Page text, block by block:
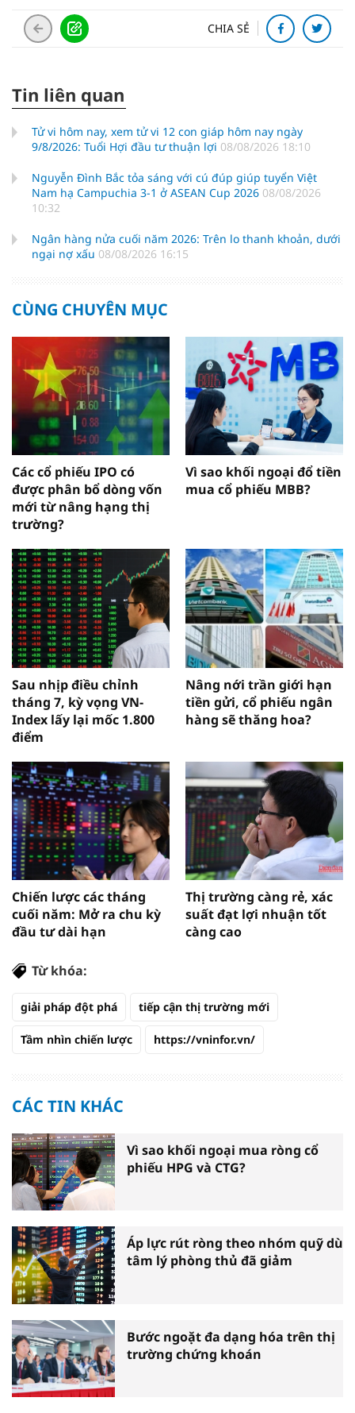
CHIA SẺ
Tin liên quan
Tử vi hôm nay, xem tử vi 12 con giáp hôm nay ngày
9/8/2026: Tuổi Hợi đầu tư thuận lợi 08/08/2026 18:10
Nguyễn Đình Bắc tỏa sáng với cú đúp giúp tuyển Việt
Nam hạ Campuchia 3-1 ở ASEAN Cup 2026 08/08/2026
10:32
Ngân hàng nửa cuối năm 2026: Trên lo thanh khoản, dưới
ngại nợ xấu 08/08/2026 16:15
CÙNG CHUYÊN MỤC
Các cổ phiếu IPO có
được phân bổ dòng vốn
mới từ nâng hạng thị
trường?
Vì sao khối ngoại đổ tiền
mua cổ phiếu MBB?
Sau nhịp điều chỉnh
tháng 7, kỳ vọng VN-
Index lấy lại mốc 1.800
điểm
Nâng nới trần giới hạn
tiền gửi, cổ phiếu ngân
hàng sẽ thăng hoa?
Chiến lược các tháng
cuối năm: Mở ra chu kỳ
đầu tư dài hạn
Thị trường càng rẻ, xác
suất đạt lợi nhuận tốt
càng cao
Từ khóa:
giải pháp đột phá tiếp cận thị trường mới
Tầm nhìn chiến lược https://vninfor.vn/
CÁC TIN KHÁC
Vì sao khối ngoại mua ròng cổ
phiếu HPG và CTG?
Áp lực rút ròng theo nhóm quỹ dù
tâm lý phòng thủ đã giảm
Bước ngoặt đa dạng hóa trên thị
trường chứng khoán